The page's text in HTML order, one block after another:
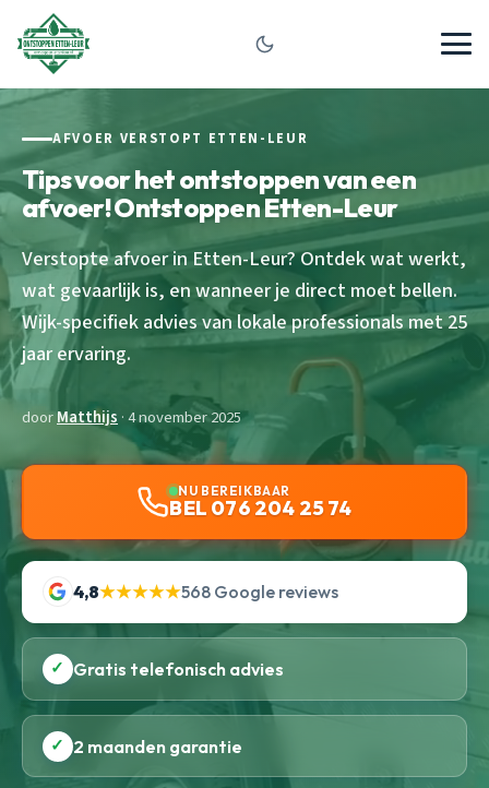
AFVOER VERSTOPT ETTEN-LEUR
Tips voor het ontstoppen van een
afvoer! Ontstoppen Etten-Leur
Verstopte afvoer in Etten-Leur? Ontdek wat werkt,
wat gevaarlijk is, en wanneer je direct moet bellen.
Wijk-specifiek advies van lokale professionals met 25
jaar ervaring.
doorMatthijs · 4 november 2025
NU BEREIKBAAR
BEL 076 204 25 74
4,8★★★★★568 Google reviews
✓ Gratis telefonisch advies
✓ 2 maanden garantie